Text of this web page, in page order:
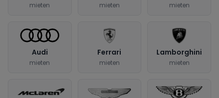
mieten mieten mieten
Audi
mieten
Ferrari
mieten
Lamborghini
mieten